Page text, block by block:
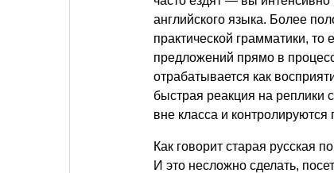
английского языка. Более
практической грамматики,
предложений прямо в
отрабатывается как
быстрая реакция на реплики
вне класса и
Как говорит старая русская
И это несложно сделать,